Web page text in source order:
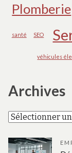
Plomberie
santé SEO
véhicules
Archives
Archives